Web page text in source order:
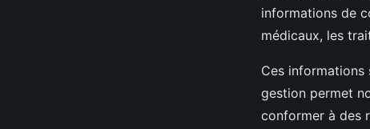
informations de
médicaux, les
Ces informations
gestion permet
conformer à des